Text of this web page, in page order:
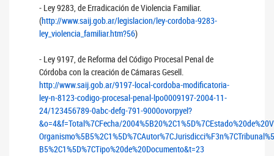
- Ley 9283, de Erradicación de Violencia Familiar.
(http://www.saij.gob.ar/legislacion/ley-cordoba-9283-
ley_violencia_familiar.htm?56)
- Ley 9197, de Reforma del Código Procesal Penal de
Córdoba con la creación de Cámaras Gesell.
http://www.saij.gob.ar/9197-local-cordoba-modificatoria-
ley-n-8123-codigo-procesal-penal-lpo0009197-2004-11-
24/123456789-0abc-defg-791-9000ovorpyel?
&o=4&f=Total%7CFecha/
B5%2C1%5D%7CTipo%20de%20Documento&t=23